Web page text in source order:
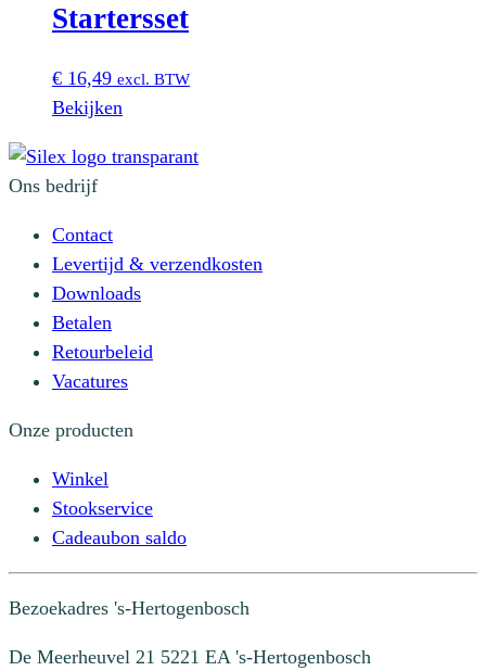
Startersset
€ 16,49 excl. BTW
Bekijken
Ons bedrijf
Contact
Levertijd & verzendkosten
Downloads
Betalen
Retourbeleid
Vacatures
Onze producten
Winkel
Stookservice
Cadeaubon saldo
Bezoekadres 's-Hertogenbosch
De Meerheuvel 21 5221 EA 's-Hertogenbosch